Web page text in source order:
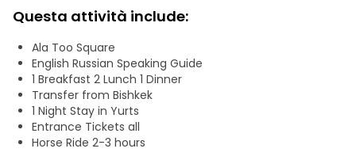
si possono ammirare le cime circostanti e la valle, da cui è
iniziata la salita.
Arrivo al campo di yurte nel lago Song-Kol. Effettuare il
check-in nelle yurte e riposare un po' dopo il lungo viaggio.
Tempo libero prima di cena e, appena fa buio, accendete il
fuoco e godetevi il lago e le stelle. Dopo colazione, inizia
un'avventura a cavallo. Si va in montagna e si vede una
piccola e bella cascata. L'aspetto principale non è la
cascata in sé, ma la natura mozzafiato sulla strada per
raggiungerla. Il percorso è abbastanza lungo, avrete tempo
Questa attività include:
Ala Too Square
English Russian Speaking Guide
1 Breakfast 2 Lunch 1 Dinner
Transfer from Bishkek
1 Night Stay in Yurts
Entrance Tickets all
Horse Ride 2-3 hours